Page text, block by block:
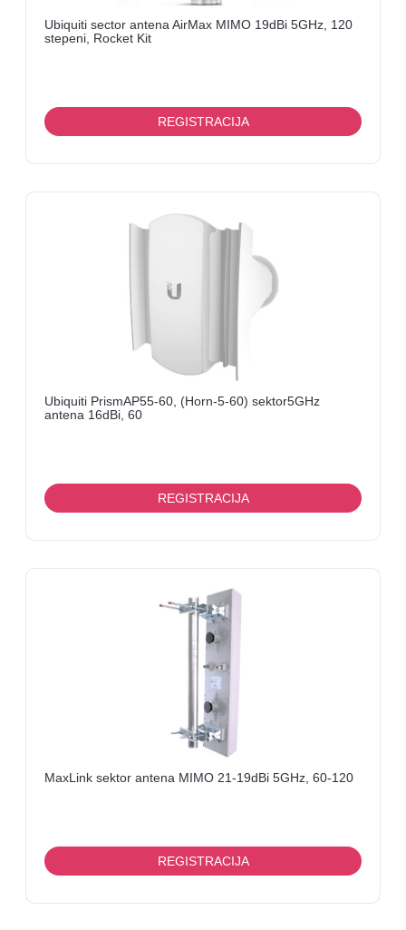
Ubiquiti sector antena AirMax MIMO 19dBi 5GHz, 120
stepeni, Rocket Kit
REGISTRACIJA
Ubiquiti PrismAP55-60, (Horn-5-60) sektor5GHz
antena 16dBi, 60
REGISTRACIJA
MaxLink sektor antena MIMO 21-19dBi 5GHz, 60-120
REGISTRACIJA